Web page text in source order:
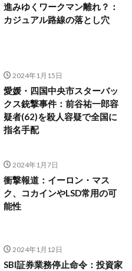
進みゆくワークマン離れ？：
カジュアル路線の落とし穴
2024年1月15日
愛媛・四国中央市スターバッ
クス銃撃事件：前谷祐一郎容
疑者(62)を殺人容疑で全国に
指名手配
2024年1月7日
衝撃報道：イーロン・マス
ク、コカインやLSD常用の可
能性
2024年1月12日
SBI証券業務停止命令：投資家